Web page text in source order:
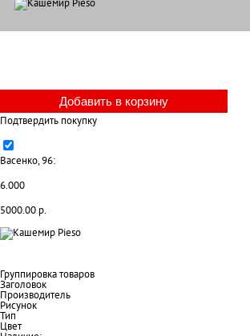
Подтвердить покупку
Васенко, 96:
6.000
5000.00 р.
Группировка товаров
Заголовок
Производитель
Рисунок
Тип
Цвет